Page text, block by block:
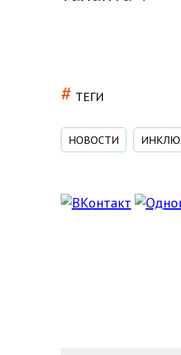
# ТЕГИ
НОВОСТИ